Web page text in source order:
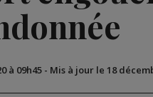
à 09h45- Mis à jour le 18